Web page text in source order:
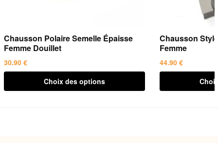
Chausson Polaire Semelle Épaisse
Femme Douillet
30.90 €
Choix des options
produit
Chausson
Femme
44.90 €
produit